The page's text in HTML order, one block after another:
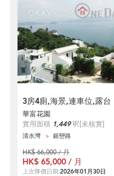
3房4廁,海景,連車位,露台
華富花園
實用面積 1,449呎[未核實]
清水灣 銀巒路
HK$ 66,000 / 月
HK$ 65,000 / 月
上次降價日期 2026年01月30日